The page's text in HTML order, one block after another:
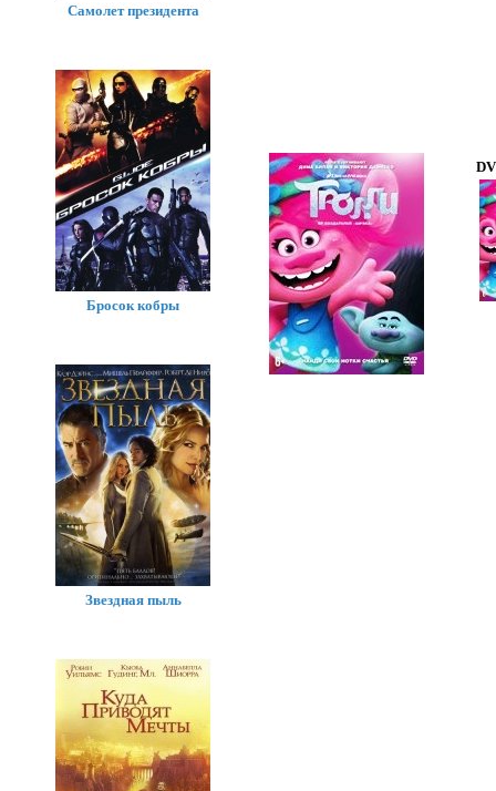
Самолет президента
Бросок кобры
Звездная пыль